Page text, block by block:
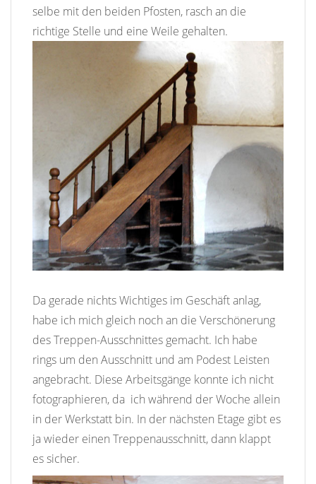
selbe mit den beiden Pfosten, rasch an die
richtige Stelle und eine Weile gehalten.
Da gerade nichts Wichtiges im Geschäft anlag,
habe ich mich gleich noch an die Verschönerung
des Treppen-Ausschnittes gemacht. Ich habe
rings um den Ausschnitt und am Podest Leisten
angebracht. Diese Arbeitsgänge konnte ich nicht
fotographieren, da ich während der Woche allein
in der Werkstatt bin. In der nächsten Etage gibt es
ja wieder einen Treppenausschnitt, dann klappt
es sicher.